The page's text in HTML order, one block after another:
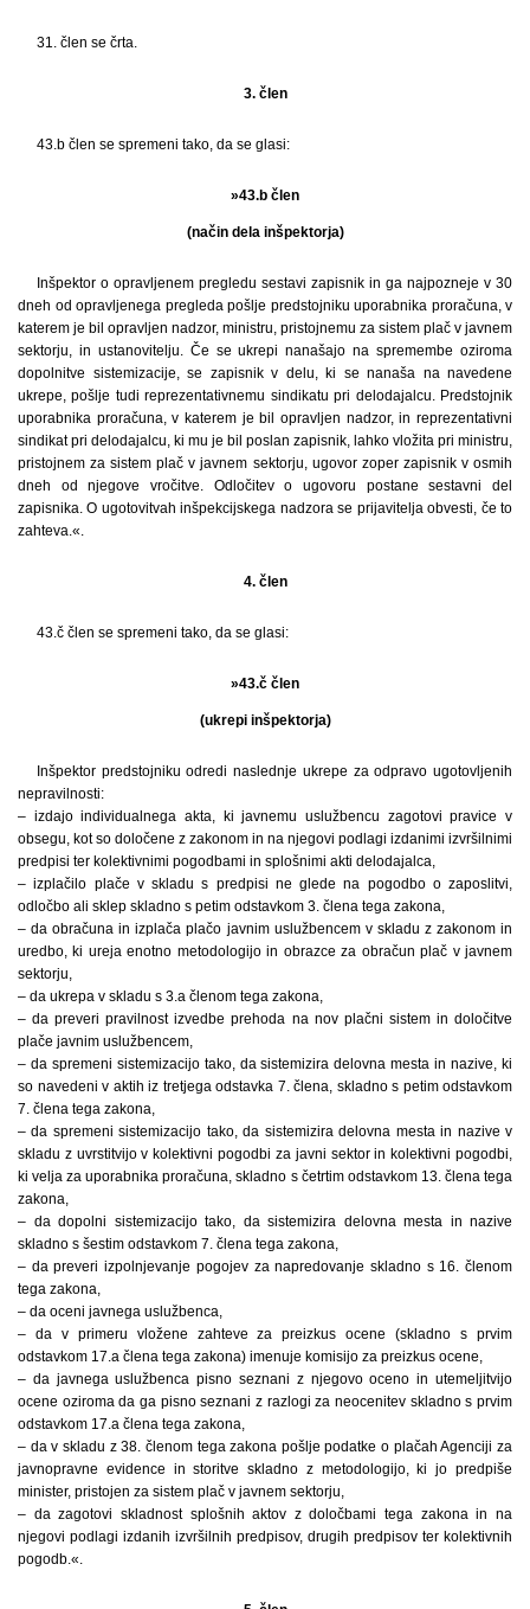
31. člen se črta.
3. člen
43.b člen se spremeni tako, da se glasi:
»43.b člen
(način dela inšpektorja)
Inšpektor o opravljenem pregledu sestavi zapisnik in ga najpozneje v 30
dneh od opravljenega pregleda pošlje predstojniku uporabnika proračuna, v
katerem je bil opravljen nadzor, ministru, pristojnemu za sistem plač v javnem
sektorju, in ustanovitelju. Če se ukrepi nanašajo na spremembe oziroma
dopolnitve sistemizacije, se zapisnik v delu, ki se nanaša na navedene
ukrepe, pošlje tudi reprezentativnemu sindikatu pri delodajalcu. Predstojnik
uporabnika proračuna, v katerem je bil opravljen nadzor, in reprezentativni
sindikat pri delodajalcu, ki mu je bil poslan zapisnik, lahko vložita pri ministru,
pristojnem za sistem plač v javnem sektorju, ugovor zoper zapisnik v osmih
dneh od njegove vročitve. Odločitev o ugovoru postane sestavni del
zapisnika. O ugotovitvah inšpekcijskega nadzora se prijavitelja obvesti, če to
zahteva.«.
4. člen
43.č člen se spremeni tako, da se glasi:
»43.č člen
(ukrepi inšpektorja)
Inšpektor predstojniku odredi naslednje ukrepe za odpravo ugotovljenih
nepravilnosti:
– izdajo individualnega akta, ki javnemu uslužbencu zagotovi pravice v
obsegu, kot so določene z zakonom in na njegovi podlagi izdanimi izvršilnimi
predpisi ter kolektivnimi pogodbami in splošnimi akti delodajalca,
– izplačilo plače v skladu s predpisi ne glede na pogodbo o zaposlitvi,
odločbo ali sklep skladno s petim odstavkom 3. člena tega zakona,
– da obračuna in izplača plačo javnim uslužbencem v skladu z zakonom in
uredbo, ki ureja enotno metodologijo in obrazce za obračun plač v javnem
sektorju,
– da ukrepa v skladu s 3.a členom tega zakona,
– da preveri pravilnost izvedbe prehoda na nov plačni sistem in določitve
plače javnim uslužbencem,
– da spremeni sistemizacijo tako, da sistemizira delovna mesta in nazive, ki
so navedeni v aktih iz tretjega odstavka 7. člena, skladno s petim odstavkom
7. člena tega zakona,
– da spremeni sistemizacijo tako, da sistemizira delovna mesta in nazive v
skladu z uvrstitvijo v kolektivni pogodbi za javni sektor in kolektivni pogodbi,
ki velja za uporabnika proračuna, skladno s četrtim odstavkom 13. člena tega
zakona,
– da dopolni sistemizacijo tako, da sistemizira delovna mesta in nazive
skladno s šestim odstavkom 7. člena tega zakona,
– da preveri izpolnjevanje pogojev za napredovanje skladno s 16. členom
tega zakona,
– da oceni javnega uslužbenca,
– da v primeru vložene zahteve za preizkus ocene (skladno s prvim
odstavkom 17.a člena tega zakona) imenuje komisijo za preizkus ocene,
– da javnega uslužbenca pisno seznani z njegovo oceno in utemeljitvijo
ocene oziroma da ga pisno seznani z razlogi za neocenitev skladno s prvim
odstavkom 17.a člena tega zakona,
– da v skladu z 38. členom tega zakona pošlje podatke o plačah Agenciji za
javnopravne evidence in storitve skladno z metodologijo, ki jo predpiše
minister, pristojen za sistem plač v javnem sektorju,
– da zagotovi skladnost splošnih aktov z določbami tega zakona in na
njegovi podlagi izdanih izvršilnih predpisov, drugih predpisov ter kolektivnih
pogodb.«.